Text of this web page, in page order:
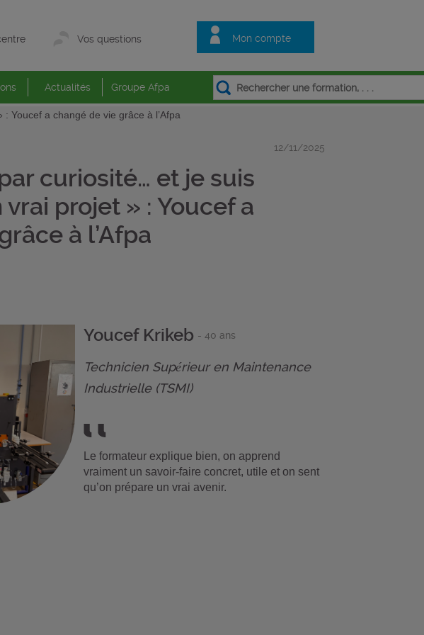
Mon compte
Vos questions
Actualités Groupe Afpa
Youcef a changé de vie grâce à l’Afpa
12/11/2025
curiosité… et je suis
projet » : Youcef a
à l’Afpa
Youcef Krikeb - 40 ans
Technicien Supérieur en Maintenance
Industrielle (TSMI)
Le formateur explique bien, on apprend
vraiment un savoir-faire concret, utile et on sent
qu’on prépare un vrai avenir.